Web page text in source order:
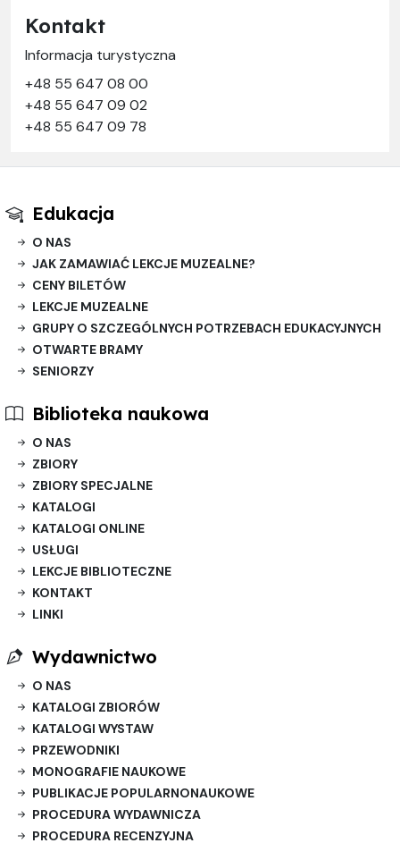
Kontakt
Informacja turystyczna
+48 55 647 08 00
+48 55 647 09 02
+48 55 647 09 78
Edukacja
O NAS
JAK ZAMAWIAĆ LEKCJE MUZEALNE?
CENY BILETÓW
LEKCJE MUZEALNE
GRUPY O SZCZEGÓLNYCH POTRZEBACH EDUKACYJNYCH
OTWARTE BRAMY
SENIORZY
Biblioteka naukowa
O NAS
ZBIORY
ZBIORY SPECJALNE
KATALOGI
KATALOGI ONLINE
USŁUGI
LEKCJE BIBLIOTECZNE
KONTAKT
LINKI
Wydawnictwo
O NAS
KATALOGI ZBIORÓW
KATALOGI WYSTAW
PRZEWODNIKI
MONOGRAFIE NAUKOWE
PUBLIKACJE POPULARNONAUKOWE
PROCEDURA WYDAWNICZA
PROCEDURA RECENZYJNA